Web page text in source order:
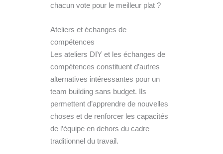
chacun vote pour le meilleur plat ?
Ateliers et échanges de
compétences
Les ateliers DIY et les échanges de
compétences constituent d’autres
alternatives intéressantes pour un
team building sans budget. Ils
permettent d’apprendre de nouvelles
choses et de renforcer les capacités
de l’équipe en dehors du cadre
traditionnel du travail.